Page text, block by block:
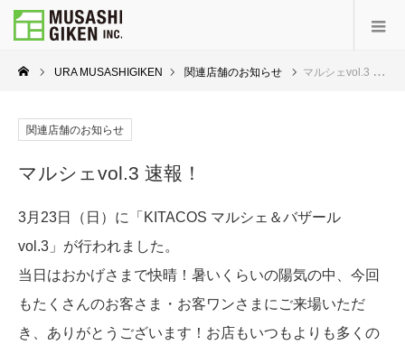
URA MUSASHIGIKEN 関連店舗のお知らせ マルシェvol.3 速報！
関連店舗のお知らせ
マルシェvol.3 速報！
3月23日（日）に「KITACOS マルシェ＆バザール
vol.3」が行われました。
当日はおかげさまで快晴！暑いくらいの陽気の中、今回
もたくさんのお客さま・お客ワンさまにご来場いただ
き、ありがとうございます！お店もいつもよりも多くの